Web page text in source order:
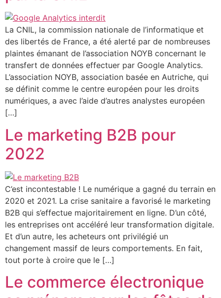
La CNIL, la commission nationale de l’informatique et
des libertés de France, a été alerté par de nombreuses
plaintes émanant de l’association NOYB concernant le
transfert de données effectuer par Google Analytics.
L’association NOYB, association basée en Autriche, qui
se définit comme le centre européen pour les droits
numériques, a avec l’aide d’autres analystes européen
[…]
Le marketing B2B pour
2022
C’est incontestable ! Le numérique a gagné du terrain en
2020 et 2021. La crise sanitaire a favorisé le marketing
B2B qui s’effectue majoritairement en ligne. D’un côté,
les entreprises ont accéléré leur transformation digitale.
Et d’un autre, les acheteurs ont privilégié un
changement massif de leurs comportements. En fait,
tout porte à croire que le […]
Le commerce électronique